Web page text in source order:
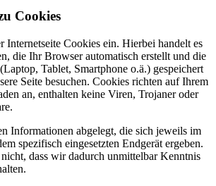
Cookies
Internetseite Cookies ein. Hierbei handelt es
die Ihr Browser automatisch erstellt und die
Tablet, Smartphone o.ä.) gespeichert
Seite besuchen. Cookies richten auf Ihrem
an, enthalten keine Viren, Trojaner oder
Informationen abgelegt, die sich jeweils im
spezifisch eingesetzten Endgerät ergeben.
dass wir dadurch unmittelbar Kenntnis